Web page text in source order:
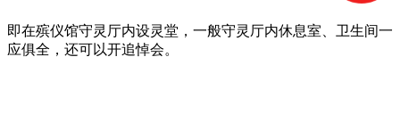
即在殡仪馆守灵厅内设灵堂，一般守灵厅内休息室、卫生间一
应俱全，还可以开追悼会。